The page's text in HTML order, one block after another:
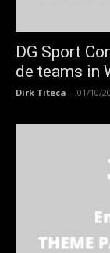
DG Sport
de teams in
Dirk Titeca - 01/10/